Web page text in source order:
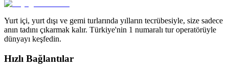
Yurt içi, yurt dışı ve gemi turlarında yılların tecrübesiyle, size sadece
anın tadını çıkarmak kalır. Türkiye'nin 1 numaralı tur operatörüyle
dünyayı keşfedin.
Hızlı Bağlantılar